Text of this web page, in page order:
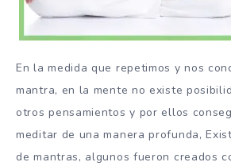
En la medida que repetimos y nos
mantra, en la mente no existe
otros pensamientos y por ellos
meditar de una manera profunda,
de mantras, algunos fueron creados